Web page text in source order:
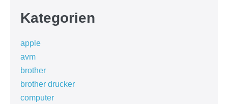
Kategorien
apple
avm
brother
brother drucker
computer